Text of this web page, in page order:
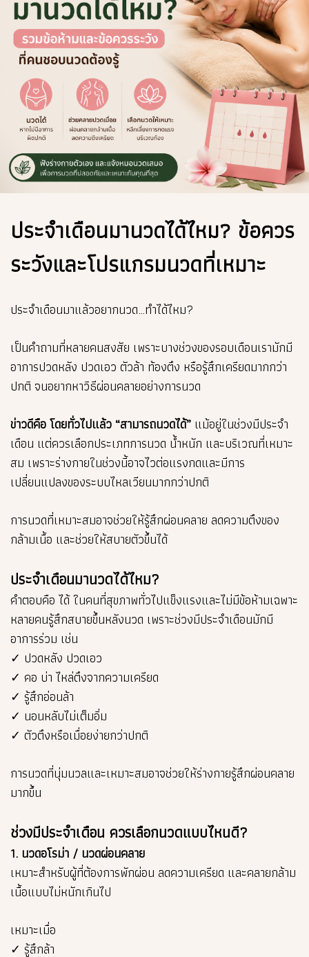
ประจำเดือนมานวดได้ไหม? ข้อควร
ระวังและโปรแกรมนวดที่เหมาะ
ประจำเดือนมาแล้วอยากนวด…ทำได้ไหม?
เป็นคำถามที่หลายคนสงสัย เพราะบางช่วงของรอบเดือนเรามักมี
อาการปวดหลัง ปวดเอว ตัวล้า ท้องตึง หรือรู้สึกเครียดมากกว่า
ปกติ จนอยากหาวิธีผ่อนคลายอย่างการนวด
ข่าวดีคือ โดยทั่วไปแล้ว “สามารถนวดได้” แม้อยู่ในช่วงมีประจำ
เดือน แต่ควรเลือกประเภทการนวด น้ำหนัก และบริเวณที่เหมาะ
สม เพราะร่างกายในช่วงนี้อาจไวต่อแรงกดและมีการ
เปลี่ยนแปลงของระบบไหลเวียนมากกว่าปกติ
การนวดที่เหมาะสมอาจช่วยให้รู้สึกผ่อนคลาย ลดความตึงของ
กล้ามเนื้อ และช่วยให้สบายตัวขึ้นได้
ประจำเดือนมานวดได้ไหม?
คำตอบคือ ได้ ในคนที่สุขภาพทั่วไปแข็งแรงและไม่มีข้อห้ามเฉพาะ
หลายคนรู้สึกสบายขึ้นหลังนวด เพราะช่วงมีประจำเดือนมักมี
อาการร่วม เช่น
✓ ปวดหลัง ปวดเอว
✓ คอ บ่า ไหล่ตึงจากความเครียด
✓ รู้สึกอ่อนล้า
✓ นอนหลับไม่เต็มอิ่ม
✓ ตัวตึงหรือเมื่อยง่ายกว่าปกติ
การนวดที่นุ่มนวลและเหมาะสมอาจช่วยให้ร่างกายรู้สึกผ่อนคลาย
มากขึ้น
ช่วงมีประจำเดือน ควรเลือกนวดแบบไหนดี?
1. นวดอโรม่า / นวดผ่อนคลาย
เหมาะสำหรับผู้ที่ต้องการพักผ่อน ลดความเครียด และคลายกล้าม
เนื้อแบบไม่หนักเกินไป
เหมาะเมื่อ
✓ รู้สึกล้า